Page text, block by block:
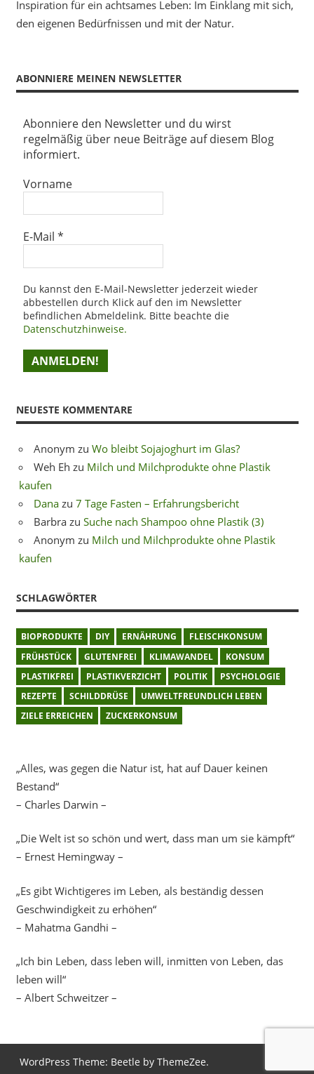
Inspiration für ein achtsames Leben: Im Einklang mit sich,
den eigenen Bedürfnissen und mit der Natur.
ABONNIERE MEINEN NEWSLETTER
Abonniere den Newsletter und du wirst
regelmäßig über neue Beiträge auf diesem Blog
informiert.
Vorname
E-Mail *
Du kannst den E-Mail-Newsletter jederzeit wieder
abbestellen durch Klick auf den im Newsletter
befindlichen Abmeldelink. Bitte beachte die
Datenschutzhinweise.
NEUESTE KOMMENTARE
Anonym zu Wo bleibt Sojajoghurt im Glas?
Weh Eh zu Milch und Milchprodukte ohne Plastik
kaufen
Dana zu 7 Tage Fasten – Erfahrungsbericht
Barbra zu Suche nach Shampoo ohne Plastik (3)
Anonym zu Milch und Milchprodukte ohne Plastik
kaufen
SCHLAGWÖRTER
BIOPRODUKTE DIY ERNÄHRUNG
FLEISCHKONSUM
FRÜHSTÜCK
GLUTENFREI KLIMAWANDEL
KONSUM
PLASTIKFREI
PLASTIKVERZICHT POLITIK
PSYCHOLOGIE
REZEPTE
SCHILDDRÜSE
UMWELTFREUNDLICH LEBEN
ZIELE ERREICHEN
ZUCKERKONSUM
„Alles, was gegen die Natur ist, hat auf Dauer keinen
Bestand“
– Charles Darwin –
„Die Welt ist so schön und wert, dass man um sie kämpft“
– Ernest Hemingway –
„Es gibt Wichtigeres im Leben, als beständig dessen
Geschwindigkeit zu erhöhen“
– Mahatma Gandhi –
„Ich bin Leben, dass leben will, inmitten von Leben, das
leben will“
– Albert Schweitzer –
WordPress Theme: Beetle by ThemeZee.